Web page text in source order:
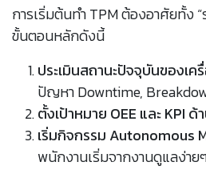
การเริ่มต้นทำ TPM ต้องอาศัยทั้ง “
ขั้นตอนหลักดังนี้
ประเมินสถานะปัจจุบันของเค
ปัญหา Downtime,
ตั้งเป้าหมาย OEE และ KPI
เริ่มกิจกรรม Autonomous
พนักงานเริ่มจากงานดูแลง่าย